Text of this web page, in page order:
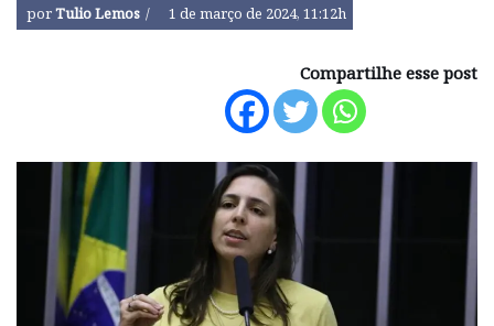
porTulio Lemos 1 de março de 2024, 11:12h
Compartilhe esse post